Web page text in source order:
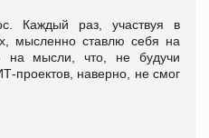
Каждый раз, участвуя в
мысленно ставлю себя на
на мысли, что, не будучи
проектов, наверно, не смог